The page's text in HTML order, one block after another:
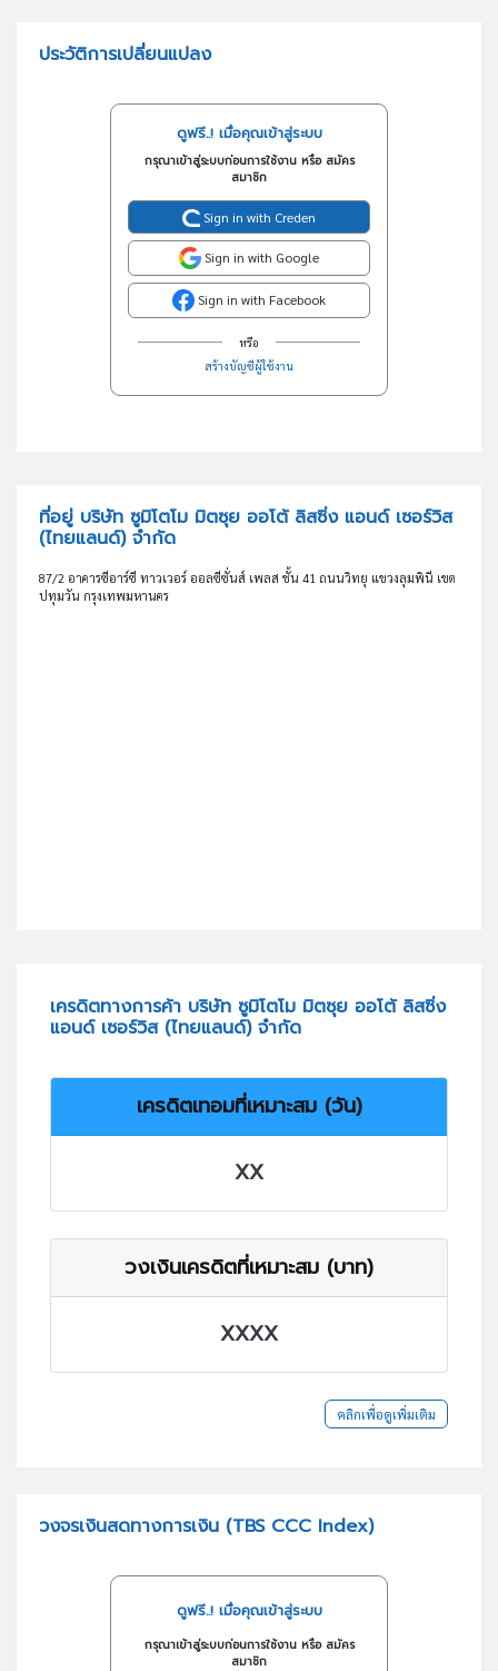
ประวัติการเปลี่ยนแปลง
ดูฟรี..! เมื่อคุณเข้าสู่ระบบ
กรุณาเข้าสู่ระบบก่อนการใช้งาน หรือ สมัคร
สมาชิก
Sign in with Creden
Sign in with Google
Sign in with Facebook
หรือ
สร้างบัญชีผู้ใช้งาน
ที่อยู่ บริษัท ซูมิโตโม มิตซุย ออโต้ ลิสซิ่ง แอนด์ เซอร์วิส
(ไทยแลนด์) จำกัด
87/2 อาคารซีอาร์ซี ทาวเวอร์ ออลซีซั่นส์ เพลส ชั้น 41 ถนนวิทยุ แขวงลุมพินี เขต
ปทุมวัน กรุงเทพมหานคร
เครดิตทางการค้า บริษัท ซูมิโตโม มิตซุย ออโต้ ลิสซิ่ง
แอนด์ เซอร์วิส (ไทยแลนด์) จำกัด
เครดิตเทอมที่เหมาะสม (วัน)
XX
วงเงินเครดิตที่เหมาะสม (บาท)
XXXX
คลิกเพื่อดูเพิ่มเติม
วงจรเงินสดทางการเงิน (TBS CCC Index)
ดูฟรี..! เมื่อคุณเข้าสู่ระบบ
กรุณาเข้าสู่ระบบก่อนการใช้งาน หรือ สมัคร
สมาชิก